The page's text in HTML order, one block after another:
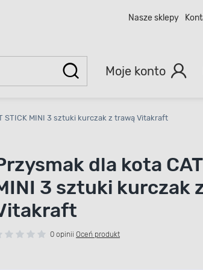
Nasze sklepy
Moje konto
STICK MINI 3 sztuki kurczak z trawą Vitakraft
dla kota
3 sztuki kurczak
0 opinii Oceń produkt